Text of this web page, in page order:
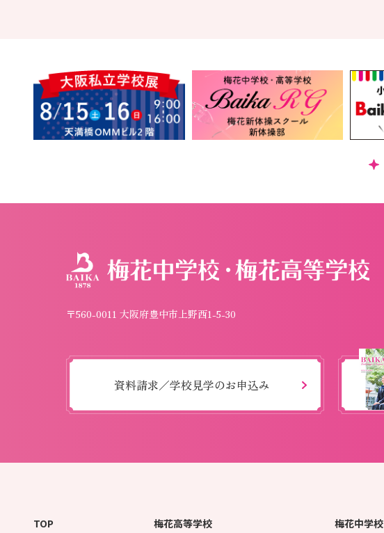
〒560-0011 大阪府豊中市上野西1-5-30
資料請求／学校見学のお申込み
TOP
梅花高等学校
梅花中学校